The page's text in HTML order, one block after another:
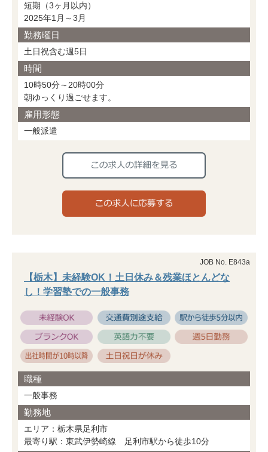
短期（3ヶ月以内）
2025年1月～3月
勤務曜日
土日祝含む週5日
時間
10時50分～20時00分
朝ゆっくり過ごせます。
雇用形態
一般派遣
JOB No. E843a
【栃木】未経験OK！土日休み＆残業ほとんどな
し！学習塾での一般事務
職種
一般事務
勤務地
エリア：栃木県足利市
最寄り駅：東武伊勢崎線 足利市駅から徒歩10分